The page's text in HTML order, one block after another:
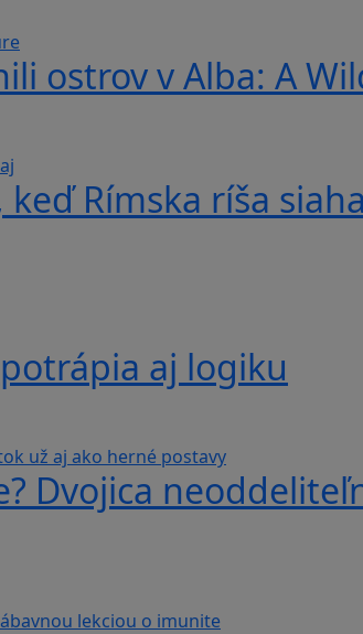
ostrov v Alba: A
Rímska ríša
aj logiku
Dvojica